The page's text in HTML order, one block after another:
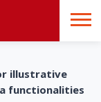
illustrative
functionalities